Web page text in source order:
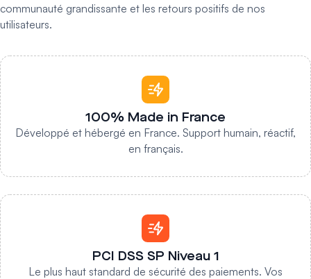
communauté grandissante et les retours positifs de nos
utilisateurs.
100% Made in France
Développé et hébergé en France. Support humain, réactif,
en français.
PCI DSS SP Niveau 1
Le plus haut standard de sécurité des paiements. Vos